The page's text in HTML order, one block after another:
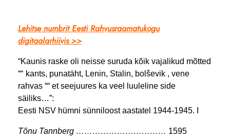
Lehitse numbrit Eesti Rahvusraamatukogu
digitaalarhiivis >>
“Kaunis raske oli neisse suruda kõik vajalikud mõtted
““ kants, punatäht, Lenin, Stalin, bolševik , vene
rahvas ““ et seejuures ka veel luuleline side
säiliks…”:
Eesti NSV hümni sünniloost aastatel 1944-1945. I
Tõnu Tannberg …………………………… 1595